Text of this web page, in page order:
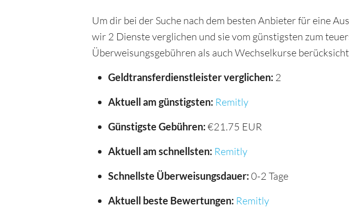
Um dir bei der Suche nach dem besten Anbieter für eine
wir 2 Dienste verglichen und sie vom günstigsten zum
Überweisungsgebühren als auch Wechselkurse
Geldtransferdienstleister verglichen: 2
Aktuell am günstigsten: Remitly
Günstigste Gebühren: €21.75 EUR
Aktuell am schnellsten: Remitly
Schnellste Überweisungsdauer: 0-2 Tage
Aktuell beste Bewertungen: Remitly